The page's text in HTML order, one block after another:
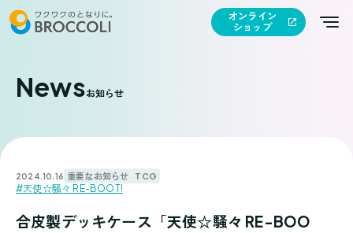
オンライン
ショップ
Newsお知らせ
2024.10.16 重要なお知らせ TCG
#天使☆騒々 RE-BOOT!
合皮製デッキケース「天使☆騒々 RE-BOO